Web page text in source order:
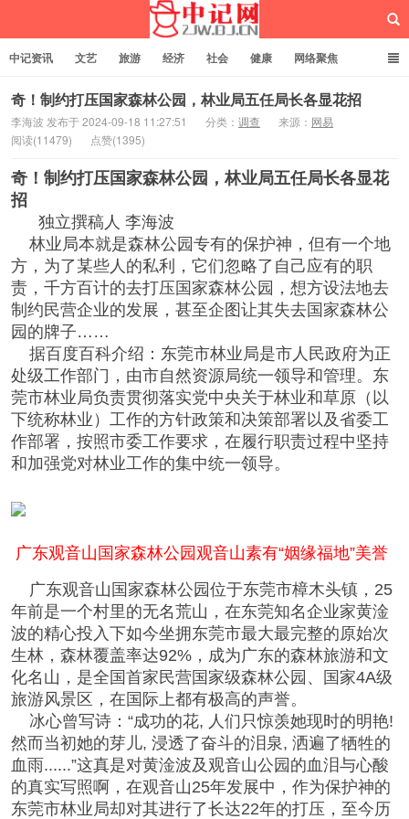
中记资讯 文艺 旅游 经济 社会 健康 网络聚焦
企业管理 网站建设 记者专栏 独立页面 服务 诚聘英才
奇！制约打压国家森林公园，林业局五任局长各显花招
李海波 发布于 2024-09-18 11:27:51 分类： 调查 来源： 网易
阅读(11479)
点赞(1395)
奇！制约打压国家森林公园，林业局五任局长各显花
招
独立撰稿人 李海波
林业局本就是森林公园专有的保护神，但有一个地
方，为了某些人的私利，它们忽略了自己应有的职
责，千方百计的去打压国家森林公园，想方设法地去
制约民营企业的发展，甚至企图让其失去国家森林公
园的牌子……
据百度百科介绍：东莞市林业局是市人民政府为正
处级工作部门，由市自然资源局统一领导和管理。东
莞市林业局负责贯彻落实党中央关于林业和草原（以
下统称林业）工作的方针政策和决策部署以及省委工
作部署，按照市委工作要求，在履行职责过程中坚持
和加强党对林业工作的集中统一领导。
广东观音山国家森林公园观音山素有“姻缘福地”美誉
广东观音山国家森林公园位于东莞市樟木头镇，25
年前是一个村里的无名荒山，在东莞知名企业家黄淦
波的精心投入下如今坐拥东莞市最大最完整的原始次
生林，森林覆盖率达92%，成为广东的森林旅游和文
化名山，是全国首家民营国家级森林公园、国家4A级
旅游风景区，在国际上都有极高的声誉。
冰心曾写诗：“成功的花, 人们只惊羡她现时的明艳!
然而当初她的芽儿, 浸透了奋斗的泪泉, 洒遍了牺牲的
血雨......”这真是对黄淦波及观音山公园的血泪与心酸
的真实写照啊，在观音山25年发展中，作为保护神的
东莞市林业局却对其进行了长达22年的打压，至今历